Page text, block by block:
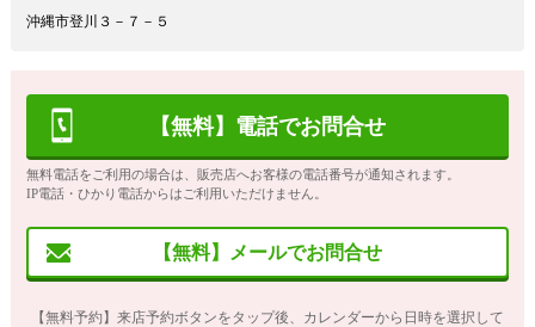
沖縄市登川３－７－５
【無料】電話でお問合せ
無料電話をご利用の場合は、販売店へお客様の電話番号が通知されます。
IP電話・ひかり電話からはご利用いただけません。
【無料】メールでお問合せ
【無料予約】来店予約ボタンをタップ後、カレンダーから日時を選択して